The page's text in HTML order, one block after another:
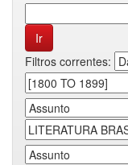
Filtros correntes: